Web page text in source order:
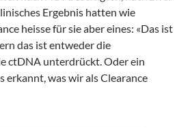
Ergebnis hatten wie
heisse für sie aber eines: «Das ist
das ist entweder die
ctDNA unterdrückt. Oder ein
erkannt, was wir als Clearance